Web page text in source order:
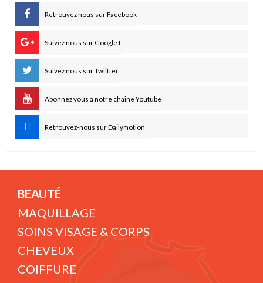
Retrouvez nous sur Facebook
Suivez nous sur Google+
Suivez nous sur Twiitter
Abonnez vous à notre chaine Youtube
Retrouvez-nous sur Dailymotion
BEAUTÉ
MAQUILLAGE
SOINS VISAGE & CORPS
CHEVEUX
COIFFURE